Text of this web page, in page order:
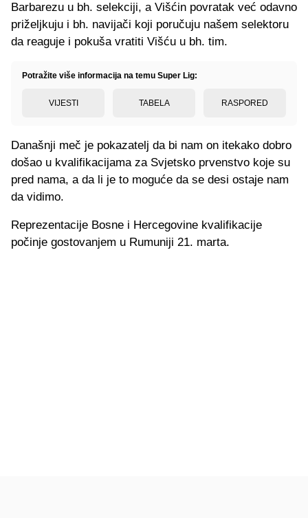
Barbarezu u bh. selekciji, a Višćin povratak već odavno
priželjkuju i bh. navijači koji poručuju našem selektoru
da reaguje i pokuša vratiti Višću u bh. tim.
Potražite više informacija na temu Super Lig:
VIJESTI TABELA RASPORED
Današnji meč je pokazatelj da bi nam on itekako dobro
došao u kvalifikacijama za Svjetsko prvenstvo koje su
pred nama, a da li je to moguće da se desi ostaje nam
da vidimo.
Reprezentacije Bosne i Hercegovine kvalifikacije
počinje gostovanjem u Rumuniji 21. marta.